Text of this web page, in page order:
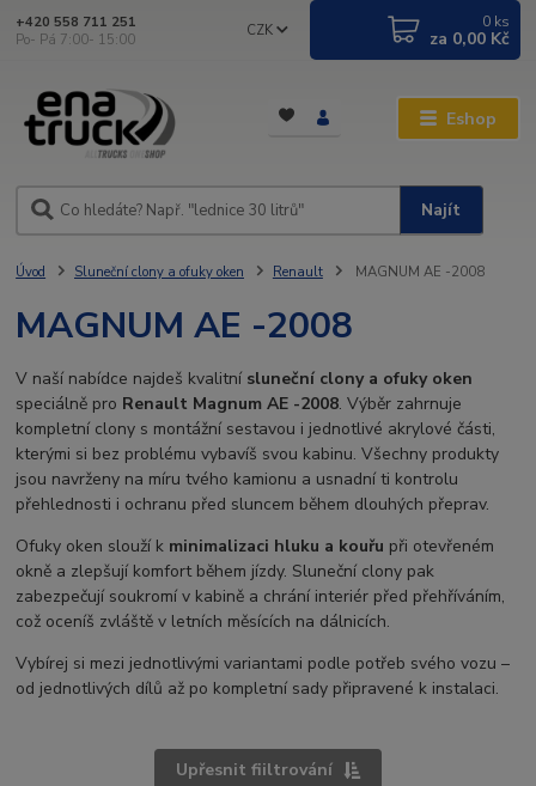
Eshop
CZK
Najít
+420 558 711 251
Po- Pá 7:00- 15:00
0 ks
za 0,00 Kč
Úvod Sluneční clony a ofuky oken Renault MAGNUM AE -2008
MAGNUM AE -2008
V naší nabídce najdeš kvalitní sluneční clony a ofuky oken
speciálně pro Renault Magnum AE -2008. Výběr zahrnuje
kompletní clony s montážní sestavou i jednotlivé akrylové části,
kterými si bez problému vybavíš svou kabinu. Všechny produkty
jsou navrženy na míru tvého kamionu a usnadní ti kontrolu
přehlednosti i ochranu před sluncem během dlouhých přeprav.
Ofuky oken slouží k minimalizaci hluku a kouřu při otevřeném
okně a zlepšují komfort během jízdy. Sluneční clony pak
zabezpečují soukromí v kabině a chrání interiér před přehříváním,
což oceníš zvláště v letních měsících na dálnicích.
Vybírej si mezi jednotlivými variantami podle potřeb svého vozu –
od jednotlivých dílů až po kompletní sady připravené k instalaci.
Upřesnit fiiltrování